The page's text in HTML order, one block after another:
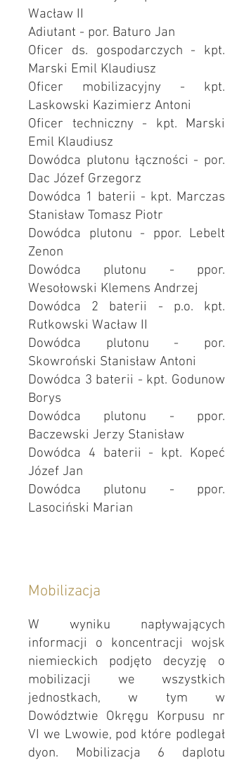
Wacław II
Adiutant - por. Baturo Jan
Oficer ds. gospodarczych - kpt.
Marski Emil Klaudiusz
Oficer mobilizacyjny - kpt.
Laskowski Kazimierz Antoni
Oficer techniczny - kpt. Marski
Emil Klaudiusz
Dowódca plutonu łączności - por.
Dac Józef Grzegorz
Dowódca 1 baterii - kpt. Marczas
Stanisław Tomasz Piotr
Dowódca plutonu - ppor. Lebelt
Zenon
Dowódca plutonu - ppor.
Wesołowski Klemens Andrzej
Dowódca 2 baterii - p.o. kpt.
Rutkowski Wacław II
Dowódca plutonu - por.
Skowroński Stanisław Antoni
Dowódca 3 baterii - kpt. Godunow
Borys
Dowódca plutonu - ppor.
Baczewski Jerzy Stanisław
Dowódca 4 baterii - kpt. Kopeć
Józef Jan
Dowódca plutonu - ppor.
Lasociński Marian
Mobilizacja
W wyniku napływających
informacji o koncentracji wojsk
niemieckich podjęto decyzję o
mobilizacji we wszystkich
jednostkach, w tym w
Dowództwie Okręgu Korpusu nr
VI we Lwowie, pod które podlegał
dyon. Mobilizacja 6 daplotu